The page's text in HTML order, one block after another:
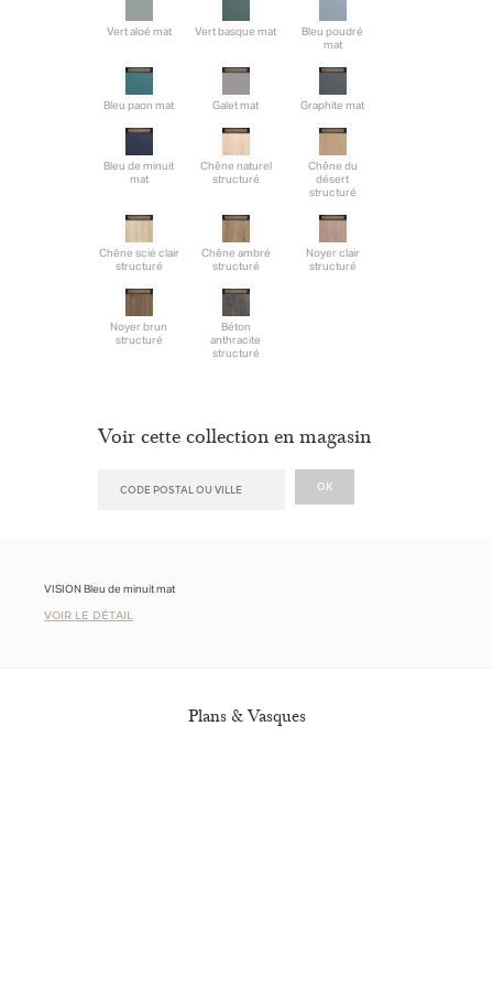
Vert aloé mat Vert basque mat
Bleu poudré
mat
Bleu paon mat Galet mat Graphite mat
Bleu de minuit
mat
Chêne naturel
structuré
Chêne du
désert
structuré
Chêne scié clair
structuré
Chêne ambré
structuré
Noyer clair
structuré
Noyer brun
structuré
Béton
anthracite
structuré
Voir cette collection en magasin
VISION Bleu de minuit mat
VOIR LE DÉTAIL
Plans & Vasques